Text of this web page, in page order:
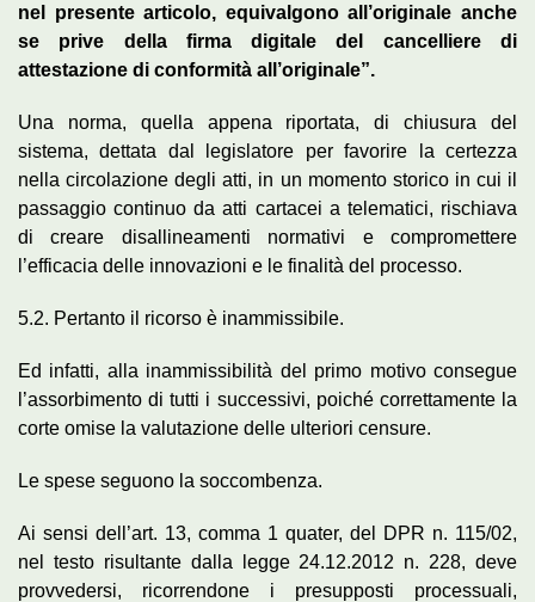
nel presente articolo, equivalgono all’originale anche
se prive della firma digitale del cancelliere di
attestazione di conformità all’originale”.
Una norma, quella appena riportata, di chiusura del
sistema, dettata dal legislatore per favorire la certezza
nella circolazione degli atti, in un momento storico in cui il
passaggio continuo da atti cartacei a telematici, rischiava
di creare disallineamenti normativi e compromettere
l’efficacia delle innovazioni e le finalità del processo.
5.2. Pertanto il ricorso è inammissibile.
Ed infatti, alla inammissibilità del primo motivo consegue
l’assorbimento di tutti i successivi, poiché correttamente la
corte omise la valutazione delle ulteriori censure.
Le spese seguono la soccombenza.
Ai sensi dell’art. 13, comma 1 quater, del DPR n. 115/02,
nel testo risultante dalla legge 24.12.2012 n. 228, deve
provvedersi, ricorrendone i presupposti processuali,